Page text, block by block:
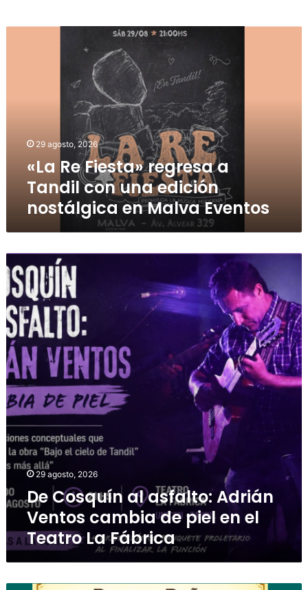
29 agosto, 2026
«La Re Fiesta» regresa a
Tandil con una edición
nostálgica en Malva Eventos
29 agosto, 2026
De Cosquín al asfalto: Adrián
Ventos cambia de piel en el
Teatro La Fábrica